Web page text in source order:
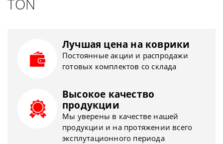
TON
Лучшая цена на коврики
Постоянные акции и распродажи
готовых комплектов со склада
Высокое качество
продукции
Мы уверены в качестве нашей
продукции и на протяжении всего
эксплутационного периода